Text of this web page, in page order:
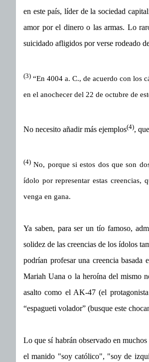
en este país, líder de la sociedad
amor por el dinero o las armas. Lo
suicidado afligidos por verse rodeado
(3) “En 4004 a. C., de acuerdo con los
en el anochecer del 22 de octubre de
No necesito añadir más ejemplos(4),
(4) No, porque si estos dos que son
ídolo por representar estas creencias,
venga en gana.
Ya saben, para ser un tío famoso,
solidez de las creencias de los ídolos
podrían profesar una creencia basada
Mariah Uana o la heroína del mismo
asalto como el AK-47 (el
“espagueti volador” (busque este
Lo que sí habrán observado en
el manido "soy católico", "soy de